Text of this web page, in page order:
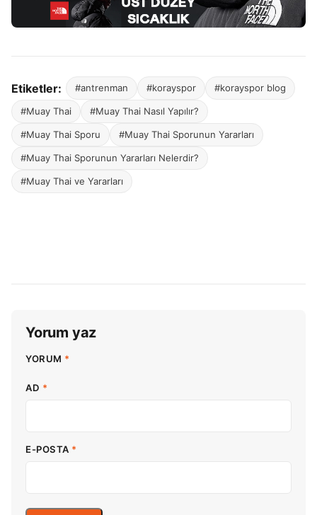
Etiketler: #antrenman #korayspor #korayspor blog
#Muay Thai #Muay Thai Nasıl Yapılır?
#Muay Thai Sporu #Muay Thai Sporunun Yararları
#Muay Thai Sporunun Yararları Nelerdir?
#Muay Thai ve Yararları
Yorum yaz
YORUM *
AD *
E-POSTA *